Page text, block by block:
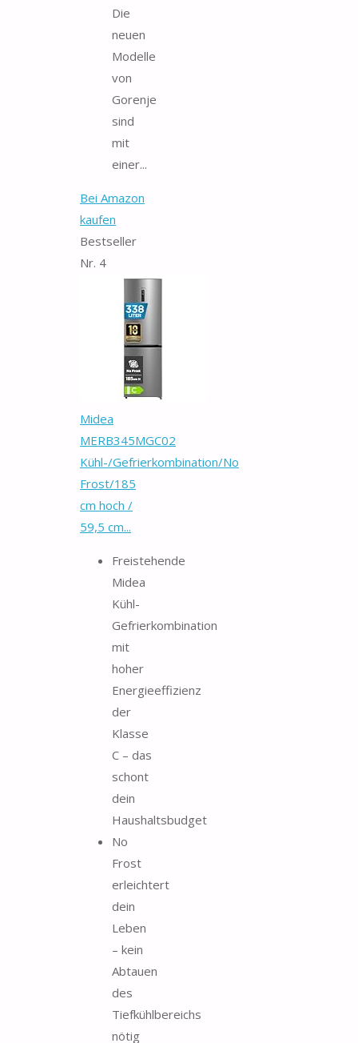
Die
neuen
Modelle
von
Gorenje
sind
mit
einer...
Bei Amazon
kaufen
Bestseller
Nr. 4
Midea
MERB345MGC02
Kühl-/Gefrierkombination/No
Frost/185
cm hoch /
59,5 cm...
Freistehende
Midea
Kühl-
Gefrierkombination
mit
hoher
Energieeffizienz
der
Klasse
C – das
schont
dein
Haushaltsbudget
No
Frost
erleichtert
dein
Leben
– kein
Abtauen
des
Tiefkühlbereichs
nötig